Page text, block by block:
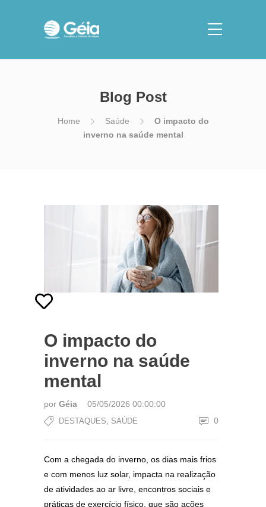
Blog Post
Home Saúde
O impacto do
inverno na saúde mental
O impacto do
inverno na saúde
mental
por Géia 05/05/2026 00:00:00
DESTAQUES SAÚDE 0
Com a chegada do inverno, os dias mais frios
e com menos luz solar, impacta na realização
de atividades ao ar livre, encontros sociais e
práticas de exercício físico, que são ações